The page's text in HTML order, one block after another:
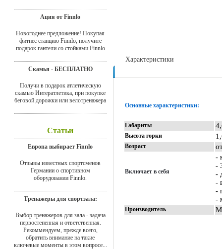
Ация от Finnlo
Новогоднее предложение! Покупая
фитнес станцию Finnlo, получите
подарок гантели со стойками Finnlo
Скамья - БЕСПЛАТНО
Получи в подарок атлетическую
скамью Интератлетика, при покупке
беговой дорожки или велотренажера
Статьи
Европа выбирает Finnlo
Отзывы известных спортсменов
Германии о спортивном
оборудовании Finnlo.
Тренажеры для спортзала:
Выбор тренажеров для зала - задача
первостепенная и ответственная.
Рекоммендуем, прежде всего,
обратить внимание на такие
ключевые моменты в этом вопросе...
Характеристики
Основные характеристики:
Габариты
Высота горки
Возраст
Включает в себя
-
-
-
-
-
-
Производитель